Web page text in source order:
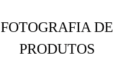
FOTOGRAFIA DE
PRODUTOS